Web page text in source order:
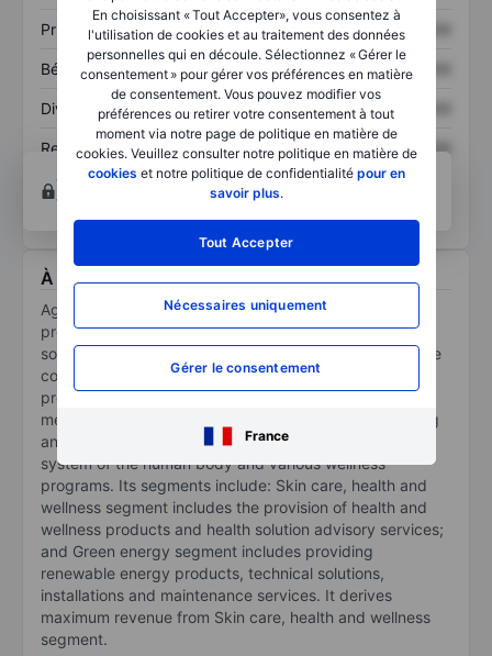
En choisissant « Tout Accepter», vous consentez à
l'utilisation de cookies et au traitement des données
personnelles qui en découle. Sélectionnez « Gérer le
consentement » pour gérer vos préférences en matière
de consentement. Vous pouvez modifier vos
préférences ou retirer votre consentement à tout
moment via notre page de politique en matière de
cookies. Veuillez consulter notre politique en matière de
cookies et notre politique de confidentialité pour en
savoir plus.
Tout Accepter
Nécessaires uniquement
Gérer le consentement
France
Prix / ventes XXXXXXX XXXXXXX
Bénéfice par action XXXXXXX XXXXXXX
Dividende par action XXXXXXX XXXXXXX
Rendement des
capitaux propres
XXXXXXX
XXXXXXX
Ouvrir un compte pour accéder à d’autres outils
techniques et d’analyses.
À propos Agape ATP Corp
Agape ATP Corp through its subsidiaries is engaged in
providing health and wellness products and health
solution advisory services. The principal activities of the
company is to supply high-quality health and wellness
products, including supplements to assist in cell
metabolism, detoxification, blood circulation, anti-aging
and products designed to improve the overall health
system of the human body and various wellness
programs. Its segments include: Skin care, health and
wellness segment includes the provision of health and
wellness products and health solution advisory services;
and Green energy segment includes providing
renewable energy products, technical solutions,
installations and maintenance services. It derives
maximum revenue from Skin care, health and wellness
segment.